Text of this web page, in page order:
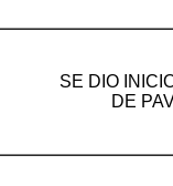
SE DIO
DE